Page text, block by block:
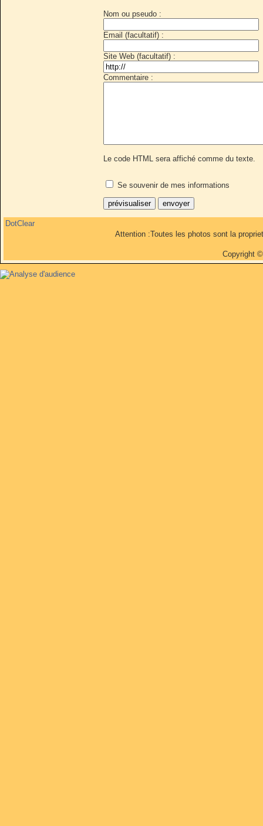
Nom ou pseudo :
Email (facultatif) :
Site Web (facultatif) :
Commentaire :
Le code HTML sera affiché comme du texte.
Se souvenir de mes informations
DotClear
Attention :Toutes les photos sont la
Copyright